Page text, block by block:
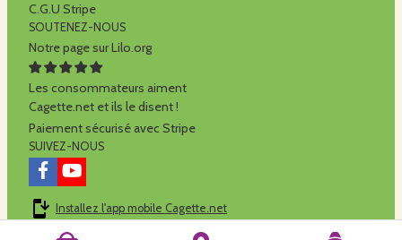
C.G.U Stripe
SOUTENEZ-NOUS
Notre page sur Lilo.org
Les consommateurs aiment
Cagette.net et ils le disent !
Paiement sécurisé avec Stripe
SUIVEZ-NOUS
Installez l'app mobile Cagette.net